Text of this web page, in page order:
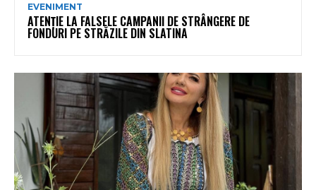
EVENIMENT
ATENȚIE LA FALSELE CAMPANII DE STRÂNGERE DE
FONDURI PE STRĂZILE DIN SLATINA